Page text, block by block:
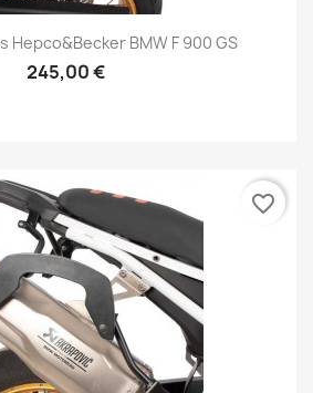
Hepco&Becker BMW F 900 GS
245,00 €
favorite_border